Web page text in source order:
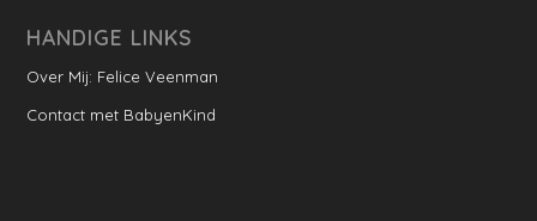
HANDIGE LINKS
Over Mij: Felice Veenman
Contact met BabyenKind